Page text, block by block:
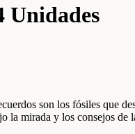
Unidades
son los fósiles que
la mirada y los consejos de